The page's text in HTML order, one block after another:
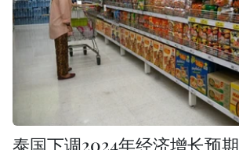
泰国下调2024年经济增长预期